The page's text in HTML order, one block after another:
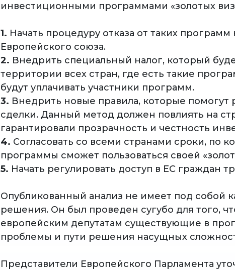
инвестиционными программами «золотых
1. Начать процедуру отказа от таких
Европейского союза.
2. Внедрить специальный налог, который
территории всех стран, где есть такие
будут уплачивать участники программ.
3. Внедрить новые правила, которые помогут
сделки. Данный метод должен повлиять на
гарантировали прозрачность и честность
4. Согласовать со всеми странами сроки, по
программы сможет пользоваться своей
5. Начать регулировать доступ в ЕС граждан
Опубликованный анализ не имеет под собой
решения. Он был проведен сугубо для того,
европейским депутатам существующие в
проблемы и пути решения насущных
Представители Европейского Парламента